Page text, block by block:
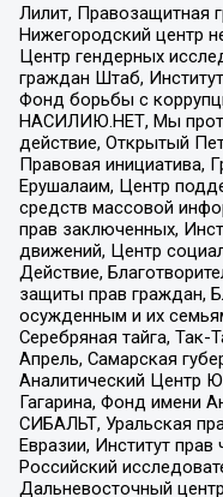
Лилит, Правозащитная
Нижегородский центр
Центр гендерных
граждан Штаб,
Фонд борьбы с
НАСИЛИЮ.НЕТ, Мы
действие, Открытый
Правовая инициатива,
Ерушалаим, Центр
средств массовой
прав заключенных,
движений, Центр
Действие,
защиты прав граждан,
осужденным и их
Серебряная тайга, Так-
Апрель, Самарская
Аналитический Центр
Гагарина, Фонд имени
СИБАЛЬТ, Уральская
Евразии, Институт
Российский
Дальневосточный